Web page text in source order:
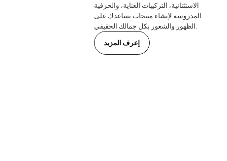
الاستثنائية، التركيبات العناية، والحرفية
المدروسة لإنشاء منتجات تساعدك على
الظهور والشعور بكل جمالك الحقيقي.
إعرف المزيد